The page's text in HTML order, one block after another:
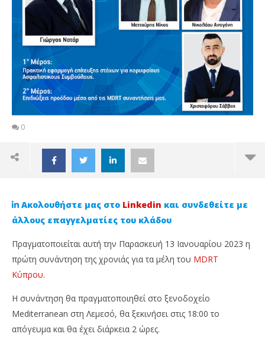
0
Ακολουθήστε μας στο Linkedin και συνδεθείτε με
άλλους επαγγελματίες του κλάδου
Πραγματοποιείται αυτή την Παρασκευή 13 Ιανουαρίου 2023 η
πρώτη συνάντηση της χρονιάς για τα μέλη του MDRT
Κύπρου.
Η συνάντηση θα πραγματοποιηθεί στο ξενοδοχείο
Mediterranean στη Λεμεσό, θα ξεκινήσει στις 18:00 το
απόγευμα και θα έχει διάρκεια 2 ώρες.